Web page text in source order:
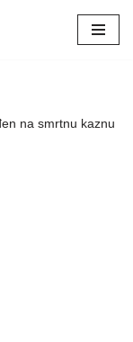
na smrtnu kaznu